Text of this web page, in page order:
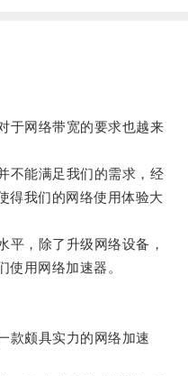
网络带宽的要求也越来
能满足我们的需求，经
得我们的网络使用体验大
，除了升级网络设备，
使用网络加速器。
颇具实力的网络加速